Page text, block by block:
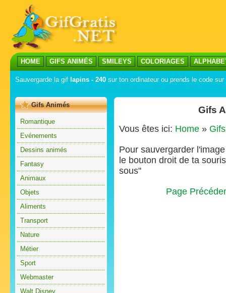
HOME GIFS ANIMÉS SMILEYS COLORIAGES
Sauvergarde la gif lapins - 240 sur ton ordinateur ou prends le code sur
Gifs Animés
Romantique
Evénements
Dessins animés
Fantasy
Animaux
Objets
Aliments
Transport
Nature
Métier
Sport
Webmaster
Walt Disney
Gifs
Vous êtes ici: Home »
Pour sauvergarder
le bouton droit de ta
sous"
Page